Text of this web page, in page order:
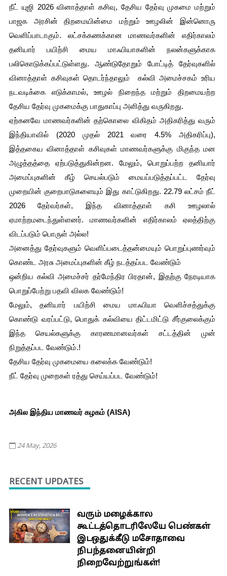
நீட் யுஜி 2026 வினாத்தாள் கசிவு, தேசிய தேர்வு முகமை மற்றும்
பாஜக அரசின் திறமையின்மை மற்றும் ஊழலின் இன்னொரு
வெளிப்பாடாகும். லட்சக்கணக்கான மாணவர்களின் எதிர்காலம்
தனியார் பயிற்சி மைய மாஃபியாகளின் நலன்களுக்காக
பலிகொடுக்கப்பட்டுள்ளது. ஆண்டுதோறும் போட்டித் தேர்வுகளில்
வினாத்தாள் கசிவுகள் தொடர்ந்தாலும்  கல்வி அமைச்சகம் உரிய
நடவடிக்கை எடுக்காமல், ஊழல் நிறைந்த மற்றும் திறமையற்ற
தேசிய தேர்வு முகமைக்கு பாதுகாப்பு அளித்து வருகிறது.
ஏற்கனவே மாணவர்களின் தற்கொலை விகிதம் அதிகரித்து வரும்
இந்தியாவில் (2020 முதல் 2021 வரை 4.5% அதிகரிப்பு),
இத்தகைய வினாத்தாள் கசிவுகள் மாணவர்களுக்கு மிகுந்த மன
அழுத்தத்தை ஏற்படுத்துகின்றன. மேலும், பொறுப்பற்ற தனியார்
அமைப்புகளின் கீழ் செயல்படும் மையப்படுத்தப்பட்ட தேர்வு
முறையின் குறைபாடுகளையும் இது காட்டுகிறது. 22.79 லட்சம் நீட்
2026 தேர்வர்கள், இந்த வினாத்தாள் கசி ஊழலால்
ஏமாற்றமடைந்துள்ளனர். மாணவர்களின் எதிர்காலம் ஏலத்திற்கு
விடப்படும் பொருள் அல்ல!
அனைத்து தேர்வுகளும் வெளிப்படைத்தன்மையும் பொறுப்புணர்வும்
கொண்ட அரசு அமைப்புகளின் கீழ் நடத்தப்பட வேண்டும்
ஒன்றிய கல்வி அமைச்சர் தர்மேந்திர பிரதான், இதற்கு நேரடியாக
பொறுப்பேற்று பதவி விலக வேண்டும்!
மேலும், தனியார் பயிற்சி மைய மாஃபியா வெளிச்சத்துக்கு
கொண்டு வரப்பட்டு, பொதுக் கல்வியை திட்டமிட்டு சீர்குலைக்கும்
இந்த செயல்களுக்கு காரணமானவர்கள் சட்டத்தின் முன்
நிறுத்தப்பட வேண்டும்.!
தேசிய தேர்வு முகமையை கலைக்க வேண்டும்!
நீட் தேர்வு முறைகள் ரத்து செய்யப்பட வேண்டும்!
அகில இந்திய மாணவர் கழகம் (AISA)
24 May, 2026
RECENT UPDATES
வரும் மழைக்கால
கூட்டத்தொடரிலேயே பெண்கள்
இடஒதுக்கீடு மசோதாவை
நிபந்தனையின்றி
நிறைவேற்றுங்கள்!